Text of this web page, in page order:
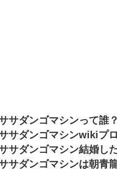
サダンゴマシンって誰
サダンゴマシンwikiプ
サダンゴマシン結婚し
サダンゴマシンは朝青